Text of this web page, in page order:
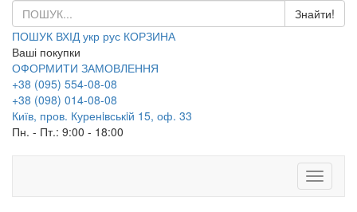
ПОШУК ВХІД укр рус КОРЗИНА
Ваші покупки
ОФОРМИТИ ЗАМОВЛЕННЯ
+38 (095) 554-08-08
+38 (098) 014-08-08
Київ, пров. Куренiвськiй 15, оф. 33
Пн. - Пт.: 9:00 - 18:00
Toggle